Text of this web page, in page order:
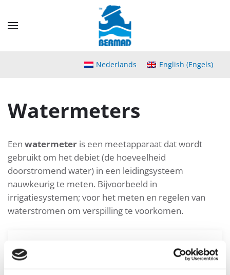
Nederlands English (Engels)
Watermeters
Een watermeter is een meetapparaat dat wordt
gebruikt om het debiet (de hoeveelheid
doorstromend water) in een leidingsysteem
nauwkeurig te meten. Bijvoorbeeld in
irrigatiesystemen; voor het meten en regelen van
waterstromen om verspilling te voorkomen.
Electromagnetic Flowmeter – MUT7000